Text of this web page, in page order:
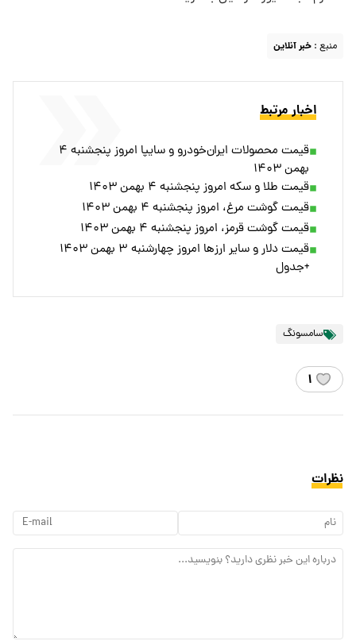
منبع : خبر آنلاین
اخبار مرتبط
قیمت محصولات ایران‌خودرو و سایپا امروز پنجشنبه ۴
بهمن ۱۴۰۳
قیمت طلا و سکه امروز پنجشنبه ۴ بهمن ۱۴۰۳
قیمت گوشت مرغ، امروز پنجشنبه ۴ بهمن ۱۴۰۳
قیمت گوشت قرمز، امروز پنجشنبه ۴ بهمن ۱۴۰۳
قیمت دلار و سایر ارزها امروز چهارشنبه ۳ بهمن ۱۴۰۳
+جدول
سامسونگ
۱
نظرات